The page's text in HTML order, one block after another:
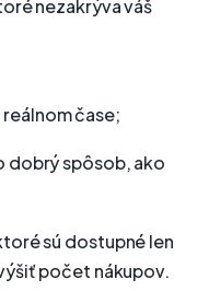
nezakrýva váš
čase;
spôsob, ako
sú dostupné len
počet nákupov.